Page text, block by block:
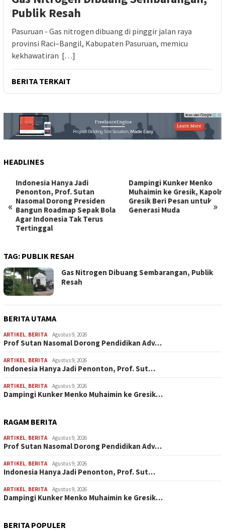
Publik Resah
Pasuruan - Gas nitrogen dibuang di pinggir jalan raya
provinsi Raci–Bangil, Kabupaten Pasuruan, memicu
kekhawatiran […]
BERITA TERKAIT
HEADLINES
« »
Indonesia Hanya Jadi
Penonton, Prof. Sutan
Nasomal Dorong Presiden
Bangun Roadmap Sepak Bola
Agar Indonesia Tak Terus
Tertinggal
Dampingi Kunker Menko
Muhaimin ke Gresik, Kapolres
Gresik Beri Pesan untuk
Generasi Muda
TAG: PUBLIK RESAH
Gas Nitrogen Dibuang Sembarangan, Publik
Resah
BERITA UTAMA
ARTIKEL, BERITA Agustus 9, 2026
Prof Sutan Nasomal Dorong Pendidikan Adv…
ARTIKEL, BERITA Agustus 9, 2026
Indonesia Hanya Jadi Penonton, Prof. Sut…
ARTIKEL, BERITA Agustus 9, 2026
Dampingi Kunker Menko Muhaimin ke Gresik…
RAGAM BERITA
ARTIKEL, BERITA Agustus 9, 2026
Prof Sutan Nasomal Dorong Pendidikan Adv…
ARTIKEL, BERITA Agustus 9, 2026
Indonesia Hanya Jadi Penonton, Prof. Sut…
ARTIKEL, BERITA Agustus 9, 2026
Dampingi Kunker Menko Muhaimin ke Gresik…
BERITA POPULER